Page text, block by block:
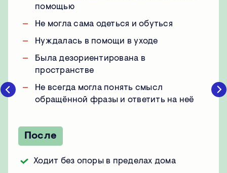
помощью
Не могла сама одеться и обуться
Нуждалась в помощи в уходе
Была дезориентирована в
пространстве
Не всегда могла понять смысл
обращённой фразы и ответить на неё
После
Ходит без опоры в пределах дома